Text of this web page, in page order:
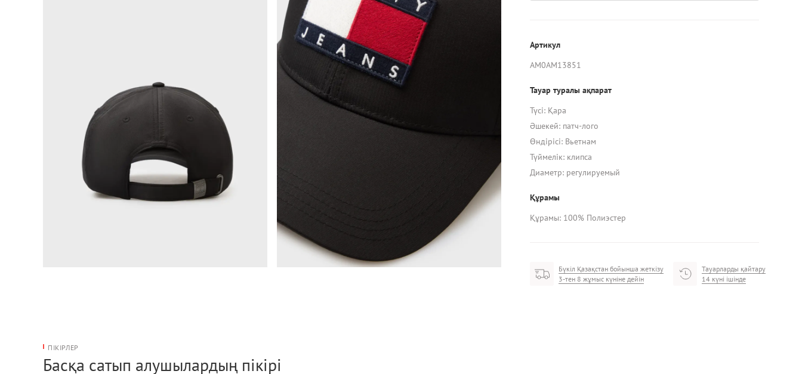
Артикул
AM0AM13851
Тауар туралы ақпарат
Түсі: Қара
Әшекей: патч-лого
Өндірісі: Вьетнам
Түймелік: клипса
Диаметр: регулируемый
Құрамы
Құрамы: 100% Полиэстер
Бүкіл Қазақстан бойынша жеткізу
3-тен 8 жұмыс күніне дейін
Тауарларды қайтару
14 күні ішінде
ПІКІРЛЕР
Басқа сатып алушылардың пікірі